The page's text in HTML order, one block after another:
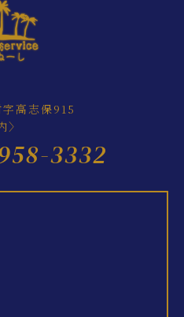
高志保915
3332